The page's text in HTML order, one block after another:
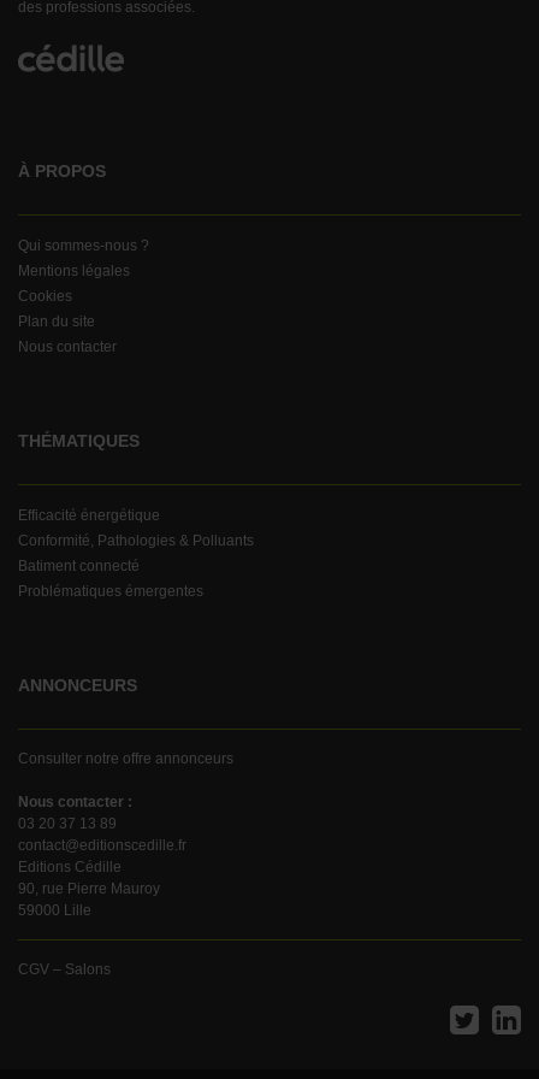
des professions associées.
À PROPOS
Qui sommes-nous ?
Mentions légales
Cookies
Plan du site
Nous contacter
THÉMATIQUES
Efficacité énergétique
Conformité, Pathologies & Polluants
Batiment connecté
Problématiques émergentes
ANNONCEURS
Consulter notre offre annonceurs
Nous contacter :
03 20 37 13 89
contact@editionscedille.fr
Editions Cédille
90, rue Pierre Mauroy
59000 Lille
CGV – Salons